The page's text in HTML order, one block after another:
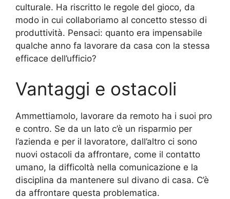
culturale. Ha riscritto le regole del gioco, da
modo in cui collaboriamo al concetto stesso di
produttività. Pensaci: quanto era impensabile
qualche anno fa lavorare da casa con la stessa
efficace dell’ufficio?
Vantaggi e ostacoli
Ammettiamolo, lavorare da remoto ha i suoi pro
e contro. Se da un lato c’è un risparmio per
l’azienda e per il lavoratore, dall’altro ci sono
nuovi ostacoli da affrontare, come il contatto
umano, la difficoltà nella comunicazione e la
disciplina da mantenere sul divano di casa. C’è
da affrontare questa problematica.